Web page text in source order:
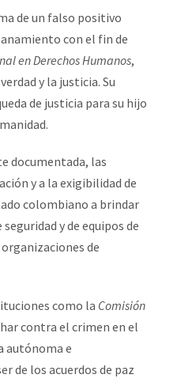
de un falso positivo
con el fin de
en Derechos Humanos,
y la justicia. Su
de justicia para su hijo
documentada, las
y a la exigibilidad de
colombiano a brindar
y de equipos de
de
como la Comisión
contra el crimen en el
autónoma e
de los acuerdos de paz